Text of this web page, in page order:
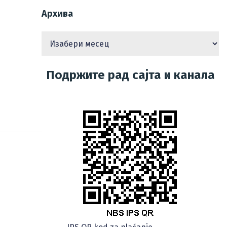
Архива
Подржите рад сајта и канала